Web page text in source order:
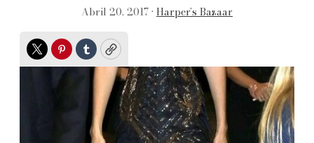
Abril 20, 2017 • Harper’s Bazaar
TwitterPinterest
TumblrCopy